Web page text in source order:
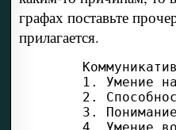
графах поставьте
прилагается.